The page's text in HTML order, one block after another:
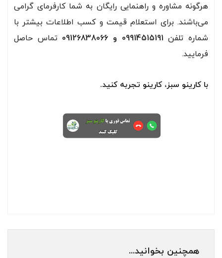
هرگونه مشاوره و راهنمایی رایگان به شما کارفرمای گرامی
می‌باشند. برای استعلام قیمت و کسب اطلاعات بیشتر با
شماره تلفن 09914515191 و 09126838066
تماس حاصل
فرمایید.
با کارینو سبز، کارینو تجربه کنید.
همچنین بخوانید...